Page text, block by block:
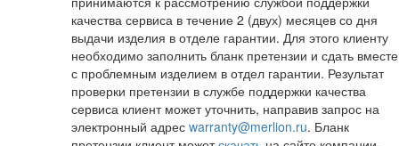
качества сервиса в течение 2 (двух) месяцев со дня
выдачи изделия в отделе гарантии. Для этого клиенту
необходимо заполнить бланк претензии и сдать вместе
с проблемным изделием в отдел гарантии. Результат
проверки претензии в службе поддержки качества
сервиса клиент может уточнить, направив запрос на
электронный адрес warranty@merlion.ru. Бланк